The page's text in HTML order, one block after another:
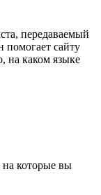
передава­емый
помо­гает сайту
на каком языке
на которые вы